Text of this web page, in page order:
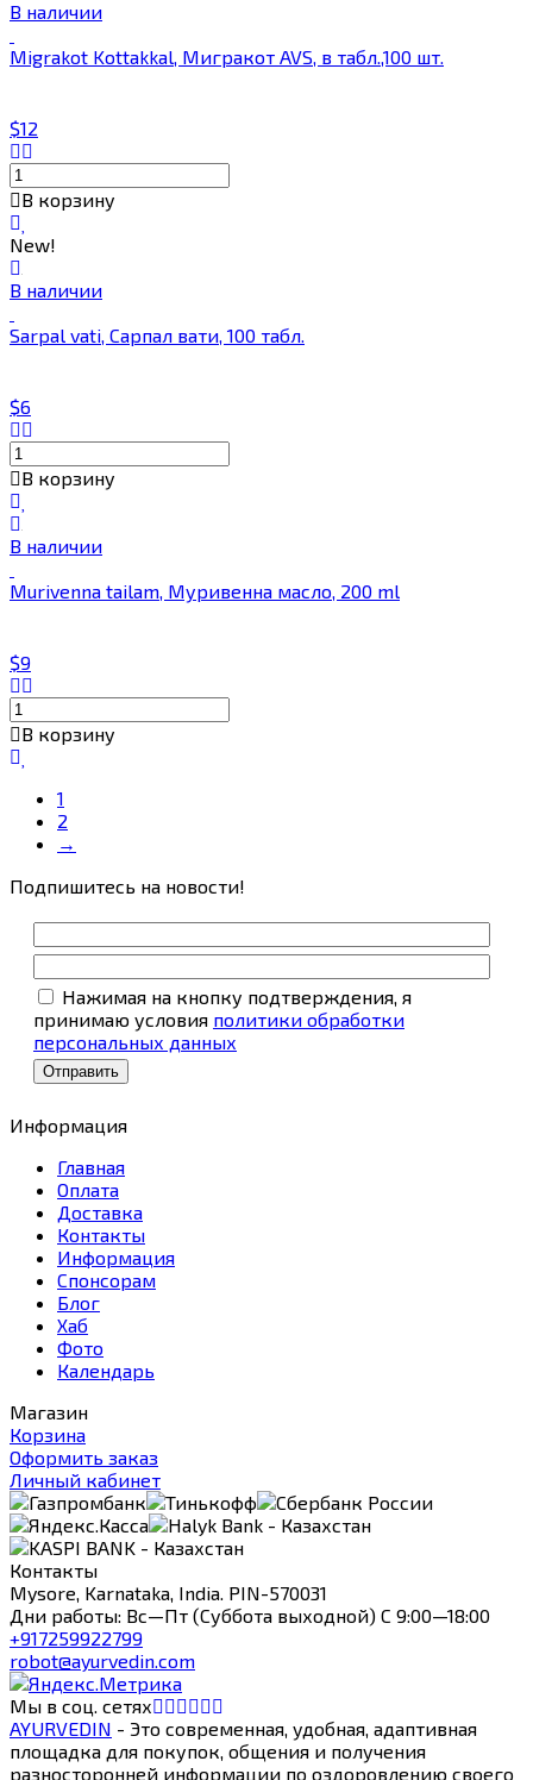
В наличии
Migrakot Kottakkal, Мигракот AVS, в табл.,100 шт.
$12
В корзину
New!
В наличии
Sarpal vati, Сарпал вати, 100 табл.
$6
В корзину
В наличии
Murivenna tailam, Муривенна масло, 200 ml
$9
В корзину
1
2
→
Подпишитесь на новости!
Нажимая на кнопку подтверждения, я
принимаю условия политики обработки
персональных данных
Информация
Главная
Оплата
Доставка
Контакты
Информация
Спонсорам
Блог
Хаб
Фото
Календарь
Магазин
Корзина
Оформить заказ
Личный кабинет
Контакты
Mysore, Karnataka, India. PIN-570031
Дни работы: Вс—Пт (Суббота выходной) С 9:00—18:00
+917259922799
robot@ayurvedin.com
Мы в соц. сетях
AYURVEDIN - Это современная, удобная, адаптивная
площадка для покупок, общения и получения
разносторонней информации по оздоровлению своего